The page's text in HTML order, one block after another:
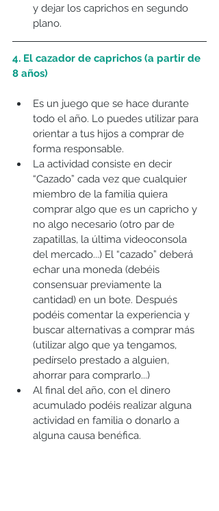
y dejar los caprichos en segundo
plano.
4. El cazador de caprichos (a partir de
8 años)
Es un juego que se hace durante
todo el año. Lo puedes utilizar para
orientar a tus hijos a comprar de
forma responsable.
La actividad consiste en decir
“Cazado” cada vez que cualquier
miembro de la familia quiera
comprar algo que es un capricho y
no algo necesario (otro par de
zapatillas, la última videoconsola
del mercado...) El “cazado” deberá
echar una moneda (debéis
consensuar previamente la
cantidad) en un bote. Después
podéis comentar la experiencia y
buscar alternativas a comprar más
(utilizar algo que ya tengamos,
pedírselo prestado a alguien,
ahorrar para comprarlo...)
Al final del año, con el dinero
acumulado podéis realizar alguna
actividad en familia o donarlo a
alguna causa benéfica.